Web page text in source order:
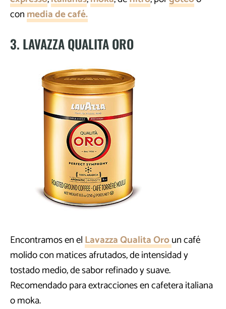
conmedia de café.
3. LAVAZZA QUALITA ORO
Encontramos en elLavazza Qualita Oroun café
molido con matices afrutados, de intensidad y
tostado medio, de sabor refinado y suave.
Recomendado para extracciones en cafetera italiana
o moka.